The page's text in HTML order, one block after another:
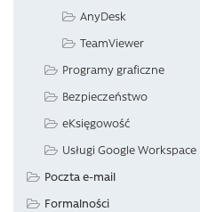
AnyDesk
TeamViewer
Programy graficzne
Bezpieczeństwo
eKsięgowość
Usługi Google Workspace
Poczta e-mail
Formalności